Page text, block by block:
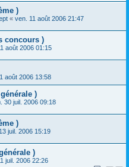
)
« ven. 11 août 2006 21:47
concours )
août 2006 01:15
août 2006 13:58
)
30 juil. 2006 09:18
)
juil. 2006 15:19
)
juil. 2006 22:26